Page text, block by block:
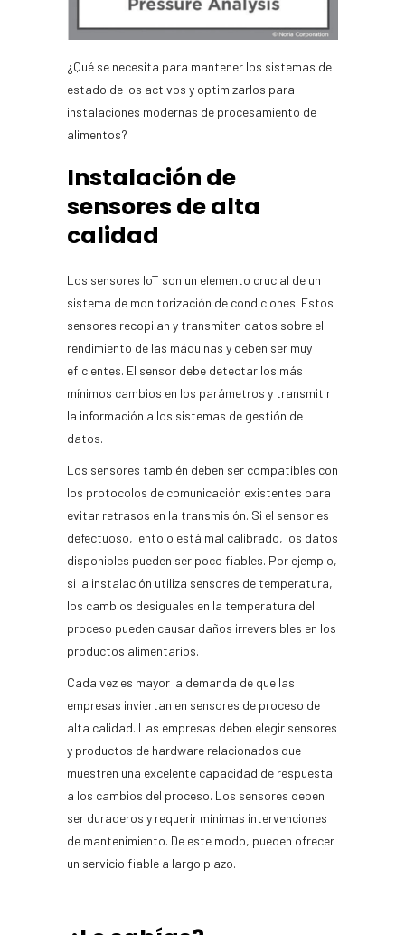
¿Qué se necesita para mantener los sistemas de
estado de los activos y optimizarlos para
instalaciones modernas de procesamiento de
alimentos?
Instalación de
sensores de alta
calidad
Los sensores IoT son un elemento crucial de un
sistema de monitorización de condiciones. Estos
sensores recopilan y transmiten datos sobre el
rendimiento de las máquinas y deben ser muy
eficientes. El sensor debe detectar los más
mínimos cambios en los parámetros y transmitir
la información a los sistemas de gestión de
datos.
Los sensores también deben ser compatibles con
los protocolos de comunicación existentes para
evitar retrasos en la transmisión. Si el sensor es
defectuoso, lento o está mal calibrado, los datos
disponibles pueden ser poco fiables. Por ejemplo,
si la instalación utiliza sensores de temperatura,
los cambios desiguales en la temperatura del
proceso pueden causar daños irreversibles en los
productos alimentarios.
Cada vez es mayor la demanda de que las
empresas inviertan en sensores de proceso de
alta calidad. Las empresas deben elegir sensores
y productos de hardware relacionados que
muestren una excelente capacidad de respuesta
a los cambios del proceso. Los sensores deben
ser duraderos y requerir mínimas intervenciones
de mantenimiento. De este modo, pueden ofrecer
un servicio fiable a largo plazo.